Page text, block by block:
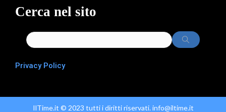
Cerca nel sito
Privacy Policy
IlTime.it © 2023 tutti i diritti riservati. info@iltime.it